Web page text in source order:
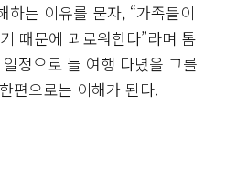
하는 이유를 묻자, “가족들이
때문에 괴로워한다”라며 톰
정으로 늘 여행 다녔을 그를
편으로는 이해가 된다.